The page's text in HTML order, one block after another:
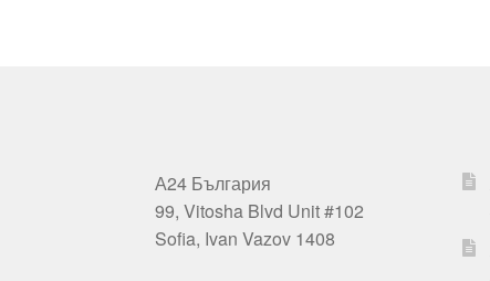
А24 България
99, Vitosha Blvd Unit #102
Sofia, Ivan Vazov 1408